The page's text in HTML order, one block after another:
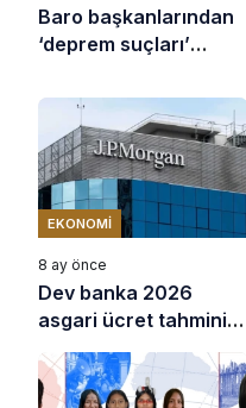
Baro başkanlarından
‘deprem suçları’
EKONOMI
8 ay önce
Dev banka 2026
asgari ücret tahminini
açıkladı